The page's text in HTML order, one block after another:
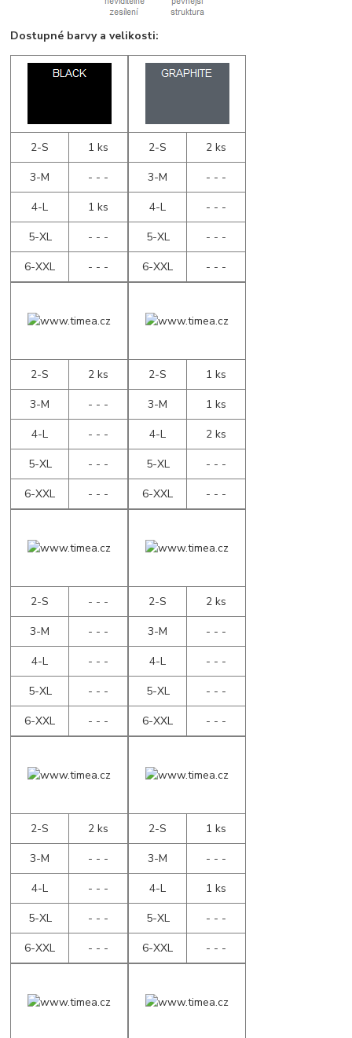
Dostupné barvy a velikosti:
2-S
1 ks
3-M
- - -
4-L
1 ks
5-XL
- - -
6-XXL
- - -
2-S
2 ks
3-M
- - -
4-L
- - -
5-XL
- - -
6-XXL
- - -
2-S
2 ks
3-M
- - -
4-L
- - -
5-XL
- - -
6-XXL
- - -
2-S
1 ks
3-M
1 ks
4-L
2 ks
5-XL
- - -
6-XXL
- - -
2-S
- - -
3-M
- - -
4-L
- - -
5-XL
- - -
6-XXL
- - -
2-S
2 ks
3-M
- - -
4-L
- - -
5-XL
- - -
6-XXL
- - -
2-S
2 ks
3-M
- - -
4-L
- - -
5-XL
- - -
6-XXL
- - -
2-S
1 ks
3-M
- - -
4-L
1 ks
5-XL
- - -
6-XXL
- - -